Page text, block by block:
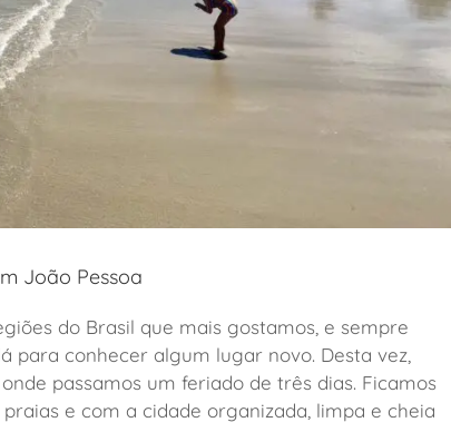
João Pessoa
do Brasil que mais gostamos, e sempre
para conhecer algum lugar novo. Desta vez,
passamos um feriado de três dias. Ficamos
e com a cidade organizada, limpa e cheia